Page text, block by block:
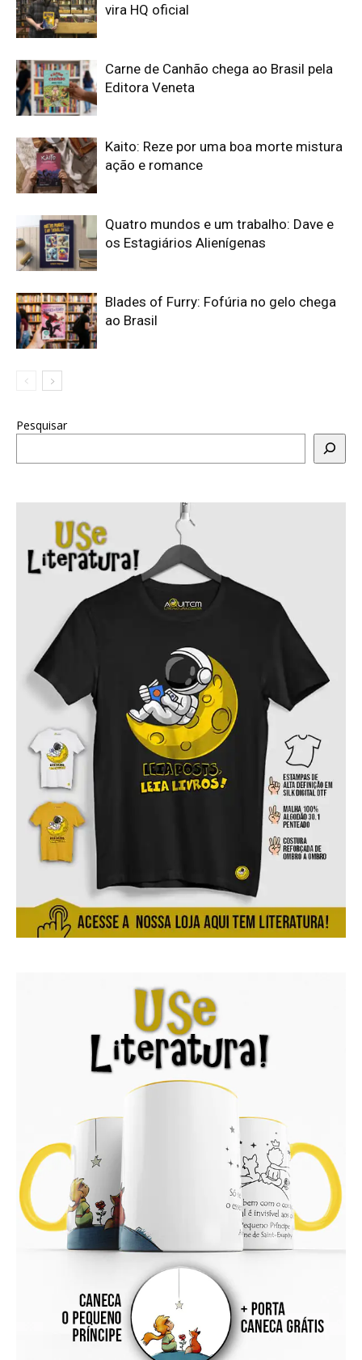
vira HQ oficial
Carne de Canhão chega ao Brasil pela
Editora Veneta
Kaito: Reze por uma boa morte mistura
ação e romance
Quatro mundos e um trabalho: Dave e
os Estagiários Alienígenas
Blades of Furry: Fofúria no gelo chega
ao Brasil
Pesquisar